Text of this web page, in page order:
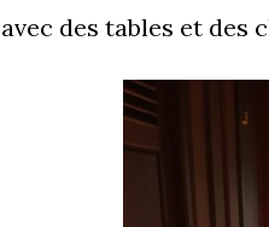
avec des tables et des